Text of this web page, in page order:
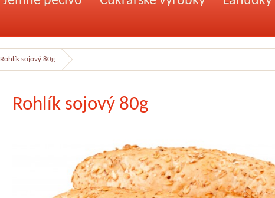
Rohlík sojový 80g
Rohlík sojový 80g